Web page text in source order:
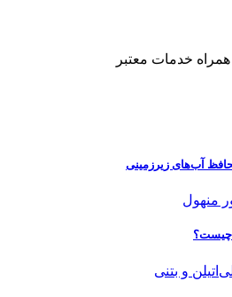
همراه خدمات معتبر
آب‌های زیرزمینی
چیست؟